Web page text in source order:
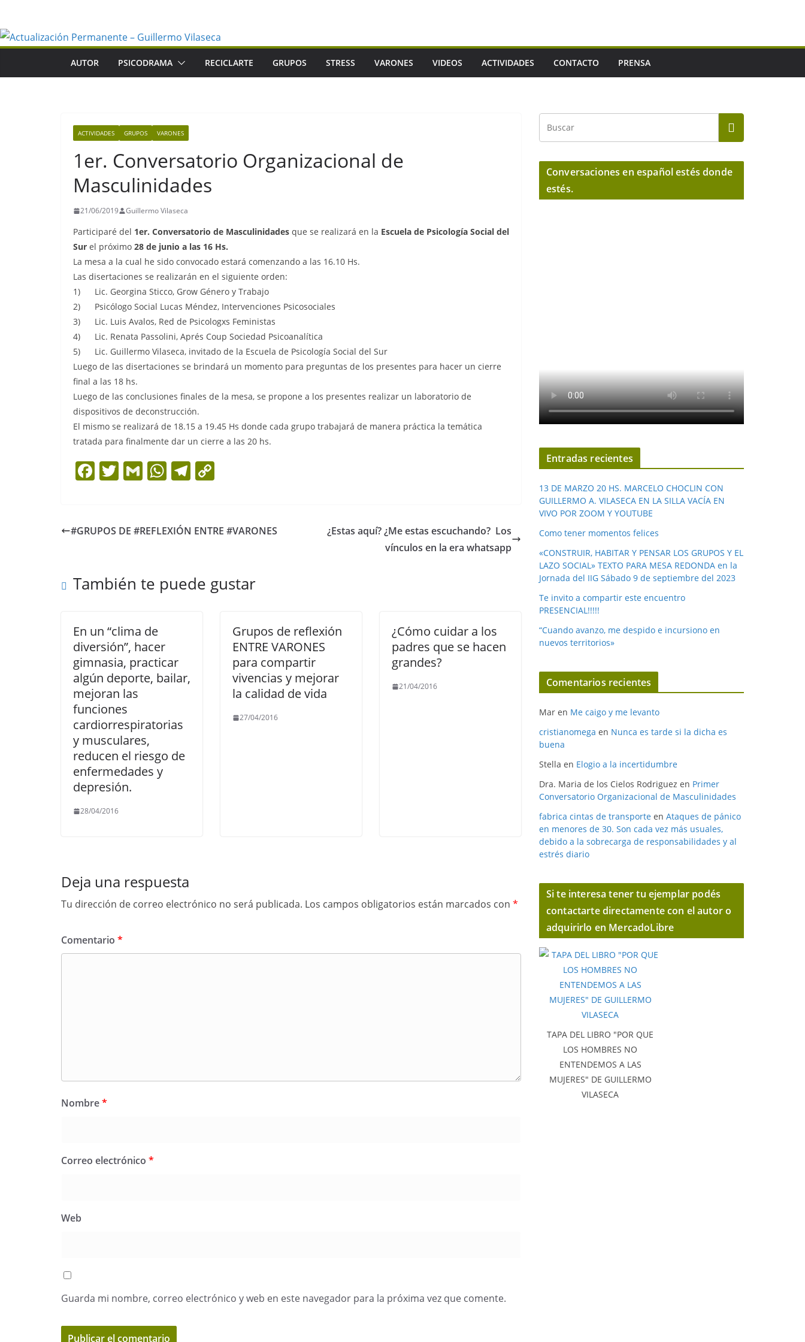
contenido
AUTOR PSICODRAMA RECICLARTE GRUPOS STRESS VARONES VIDEOS ACTIVIDADES CONTACTO PRENSA
ACTIVIDADES GRUPOS VARONES
1er. Conversatorio Organizacional de
Masculinidades
21/06/2019 Guillermo Vilaseca
Participaré del 1er. Conversatorio de Masculinidades que se realizará en la Escuela de Psicología Social del
Sur el próximo 28 de junio a las 16 Hs.
La mesa a la cual he sido convocado estará comenzando a las 16.10 Hs.
Las disertaciones se realizarán en el siguiente orden:
1) Lic. Georgina Sticco, Grow Género y Trabajo
2) Psicólogo Social Lucas Méndez, Intervenciones Psicosociales
3) Lic. Luis Avalos, Red de Psicologxs Feministas
4) Lic. Renata Passolini, Aprés Coup Sociedad Psicoanalítica
5) Lic. Guillermo Vilaseca, invitado de la Escuela de Psicología Social del Sur
Luego de las disertaciones se brindará un momento para preguntas de los presentes para hacer un cierre
final a las 18 hs.
Luego de las conclusiones finales de la mesa, se propone a los presentes realizar un laboratorio de
dispositivos de deconstrucción.
El mismo se realizará de 18.15 a 19.45 Hs donde cada grupo trabajará de manera práctica la temática
tratada para finalmente dar un cierre a las 20 hs.
F
e
o
T
er
G
l
W
s
p
T
gr y
k
#GRUPOS DE #REFLEXIÓN ENTRE #VARONES
¿Estas aquí? ¿Me estas escuchando? Los
vínculos en la era whatsapp
También te puede gustar
En un “clima de
diversión”, hacer
gimnasia, practicar
algún deporte, bailar,
mejoran las
funciones
cardiorrespiratorias
y musculares,
reducen el riesgo de
enfermedades y
depresión.
28/04/2016
Grupos de reflexión
ENTRE VARONES
para compartir
vivencias y mejorar
la calidad de vida
27/04/2016
¿Cómo cuidar a los
padres que se hacen
grandes?
21/04/2016
Deja una respuesta
Tu dirección de correo electrónico no será publicada. Los campos obligatorios están marcados con *
Comentario *
Nombre*
Correo electrónico *
Web
Guarda mi nombre, correo electrónico y web en este navegador para la próxima vez que comente.
Conversaciones en español estés donde
estés.
Entradas recientes
13 DE MARZO 20 HS. MARCELO CHOCLIN CON
GUILLERMO A. VILASECA EN LA SILLA VACÍA EN
VIVO POR ZOOM Y YOUTUBE
Como tener momentos felices
«CONSTRUIR, HABITAR Y PENSAR LOS GRUPOS Y EL
LAZO SOCIAL» TEXTO PARA MESA REDONDA en la
Jornada del IIG Sábado 9 de septiembre del 2023
Te invito a compartir este encuentro
PRESENCIAL!!!!!
“Cuando avanzo, me despido e incursiono en
nuevos territorios»
Comentarios recientes
Mar en Me caigo y me levanto
cristianomega en Nunca es tarde si la dicha es
buena
Stella en Elogio a la incertidumbre
Dra. Maria de los Cielos Rodriguez en Primer
Conversatorio Organizacional de Masculinidades
fabrica cintas de transporte en Ataques de pánico
en menores de 30. Son cada vez más usuales,
debido a la sobrecarga de responsabilidades y al
estrés diario
Si te interesa tener tu ejemplar podés
contactarte directamente con el autor o
adquirirlo en MercadoLibre
TAPA DEL LIBRO "POR QUE
LOS HOMBRES NO
ENTENDEMOS A LAS
MUJERES" DE GUILLERMO
VILASECA